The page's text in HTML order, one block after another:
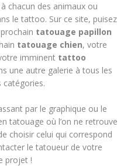
chacun des animaux ou
le tattoo. Sur ce site, puisez
tatouage papillon
tatouage chien, votre
imminent tattoo
une autre galerie à tous les
catégories.
par le graphique ou le
tatouage où l’on ne retrouve
choisir celui qui correspond
le tatoueur de votre
projet !